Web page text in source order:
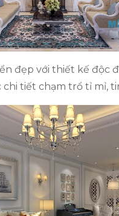
đẹp với thiết kế độc
chi tiết chạm trổ tỉ mỉ,